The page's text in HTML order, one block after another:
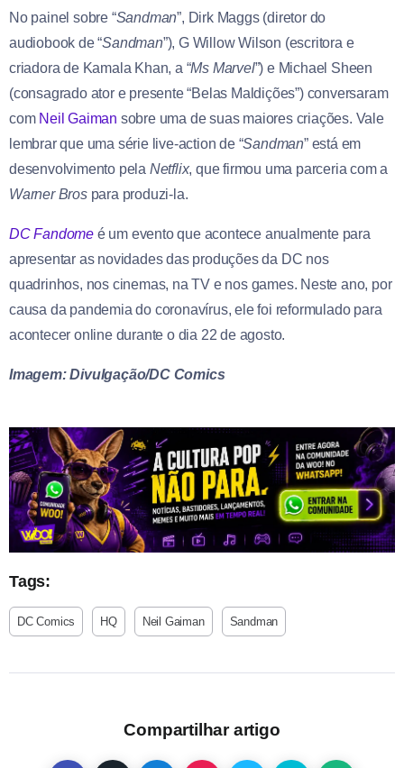
No painel sobre “Sandman”, Dirk Maggs (diretor do
audiobook de “Sandman”), G Willow Wilson (escritora e
criadora de Kamala Khan, a “Ms Marvel”) e Michael Sheen
(consagrado ator e presente “Belas Maldições”) conversaram
com Neil Gaiman sobre uma de suas maiores criações. Vale
lembrar que uma série live-action de “Sandman” está em
desenvolvimento pela Netflix, que firmou uma parceria com a
Warner Brospara produzi-la.
DC Fandome é um evento que acontece anualmente para
apresentar as novidades das produções da DC nos
quadrinhos, nos cinemas, na TV e nos games. Neste ano, por
causa da pandemia do coronavírus, ele foi reformulado para
acontecer online durante o dia 22 de agosto.
Imagem: Divulgação/DC Comics
Tags:
DC Comics HQ Neil Gaiman Sandman
Compartilhar artigo